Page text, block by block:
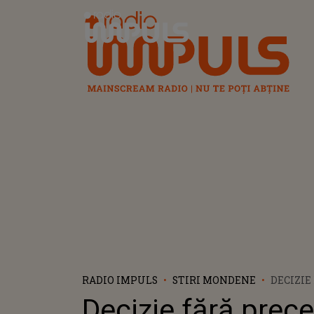
Radio Impuls
RADIO IMPULS STIRI MONDENE
DECIZIE